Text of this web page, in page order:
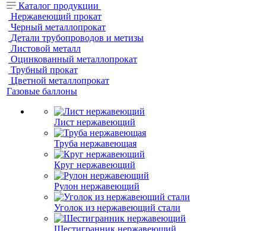
Каталог продукции
Нержавеющий прокат
Черный металлопрокат
Детали трубопроводов и метизы
Листовой металл
Оцинкованный металлопрокат
Трубный прокат
Цветной металлопрокат
Газовые баллоны
Лист нержавеющий
Труба нержавеющая
Круг нержавеющий
Рулон нержавеющий
Уголок из нержавеющий стали
Шестигранник нержавеющий